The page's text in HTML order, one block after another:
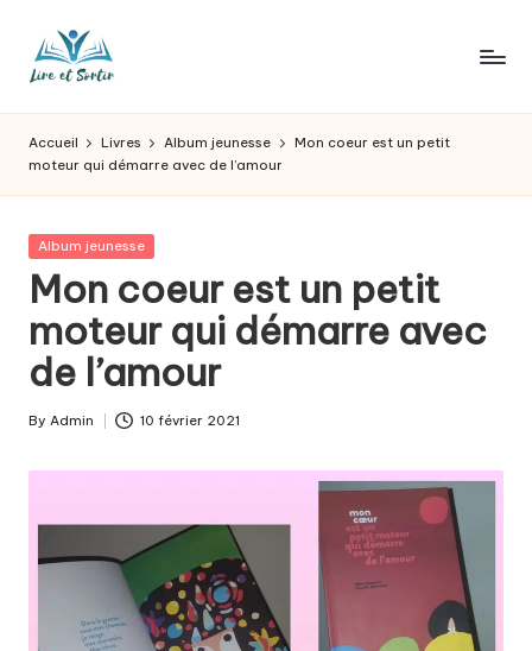
L
ir
e
e
t
s
o
r
t
ir
pour
goûts,
des
sorties
pour
tous
les
Accueil Livres Album jeunesse
Mon coeur est un petit
moteur qui démarre avec de l’amour
Posted
Album jeunesse
Mon coeur est un petit
moteur qui démarre avec
de l’amour
Posted
By Admin 10 février 2021